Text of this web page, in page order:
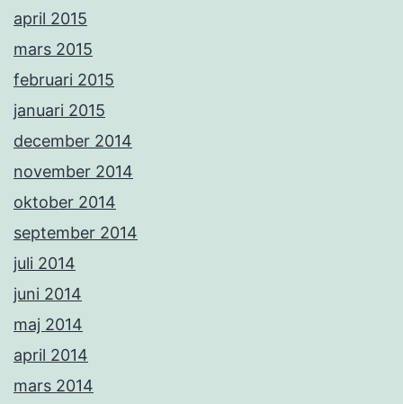
april 2015
mars 2015
februari 2015
januari 2015
december 2014
november 2014
oktober 2014
september 2014
juli 2014
juni 2014
maj 2014
april 2014
mars 2014